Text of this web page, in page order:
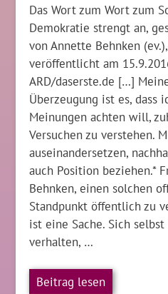
Das Wort zum Wort zum
Demokratie strengt an,
von Annette Behnken (ev.),
veröffentlicht am
ARD/daserste.de […]
Überzeugung ist es, dass
Meinungen achten will,
Versuchen zu verstehen.
auseinandersetzen,
auch Position beziehen.*
Behnken, einen solchen
Standpunkt öffentlich zu
ist eine Sache. Sich selbst
verhalten, …
Beitrag lesen